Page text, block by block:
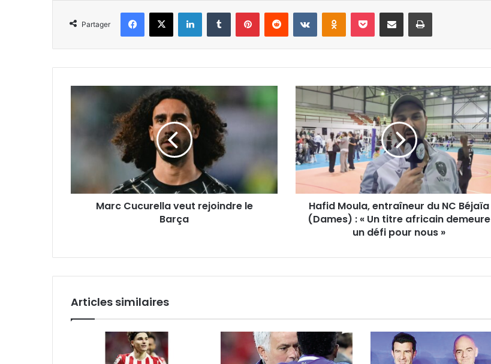
Partager
Facebook
X LinkedinTumblr PinterestReddit VKontakteOdnoklassniki
Pocket Partager par email Imprimer
Marc
Marc Cucurella veut rejoindre le
Barça
Hafid
Moula,
entraîneur
du
NC
Béjaïa
(Dames)
«
titre
un
Hafid Moula, entraîneur du NC Béjaïa
(Dames) : « Un titre africain demeure
un défi pour nous »
Articles similaires